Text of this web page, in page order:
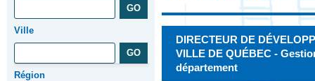
Ville
Région
DIRECTEUR DE
VILLE DE QUÉBEC -
département